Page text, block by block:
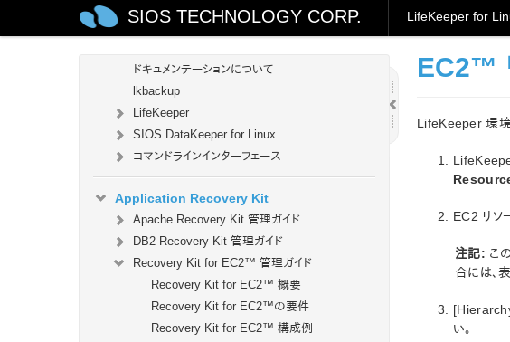
SIOS TECHNOLOGY CORP.
LifeKeeper for
ドキュメンテーションについて
lkbackup
LifeKeeper
SIOS DataKeeper for Linux
コマンドラインインターフェース
Application Recovery Kit
Apache Recovery Kit 管理ガイド
DB2 Recovery Kit 管理ガイド
Recovery Kit for EC2™ 管理ガイド
Recovery Kit for EC2™ 概要
Recovery Kit for EC2™の要件
Recovery Kit for EC2™ 構成例
EC2™
LifeKeeper 環境
EC2 リソ
注記: こ
合には、
い。